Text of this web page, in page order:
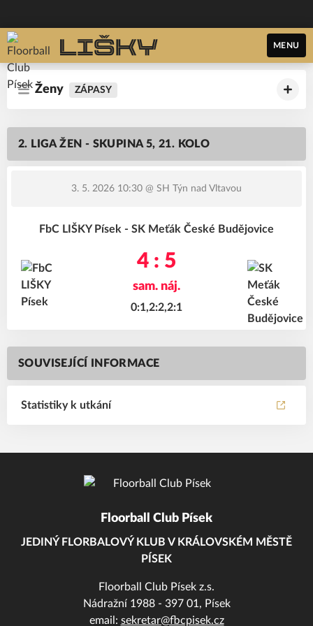
MENU
Ženy ZÁPASY
2. LIGA ŽEN - SKUPINA 5, 21. KOLO
3. 5. 2026 10:30 @ SH Týn nad Vltavou
FbC LIŠKY Písek - SK Meťák České Budějovice
4 : 5
sam. náj.
0:1,2:2,2:1
SOUVISEJÍCÍ INFORMACE
Statistiky k utkání
Floorball Club Písek
JEDINÝ FLORBALOVÝ KLUB V KRÁLOVSKÉM MĚSTĚ
PÍSEK
Floorball Club Písek z.s.
Nádražní 1988 - 397 01, Písek
email: sekretar@fbcpisek.cz